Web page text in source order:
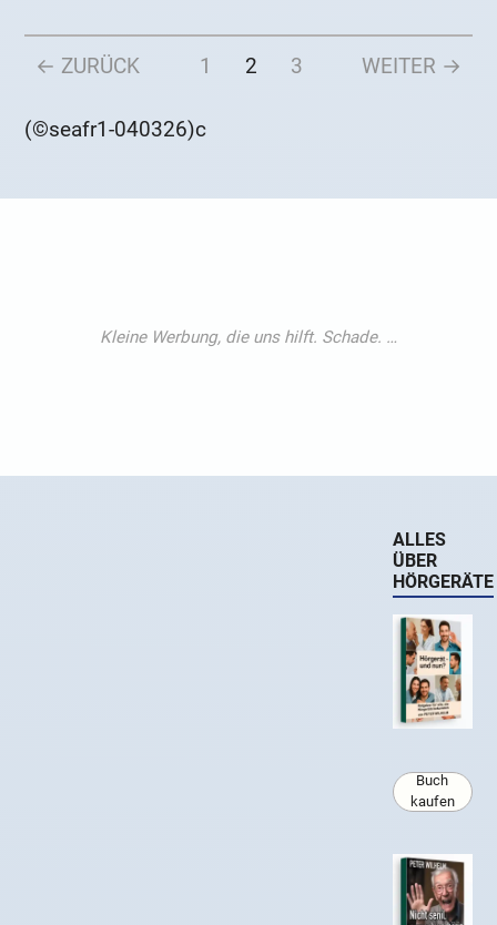
← ZURÜCK 1 2 3 WEITER →
(©seafr1-040326)c
ALLES
ÜBER
HÖRGERÄTE
Buch
kaufen